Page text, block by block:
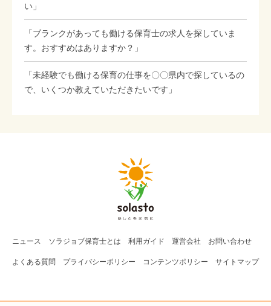
い」
「ブランクがあっても働ける保育士の求人を探していま
す。おすすめはありますか？」
「未経験でも働ける保育の仕事を〇〇県内で探しているの
で、いくつか教えていただきたいです」
ニュース ソラジョブ保育士とは 利用ガイド 運営会社 お問い合わせ
よくある質問 プライバシーポリシー コンテンツポリシー サイトマップ